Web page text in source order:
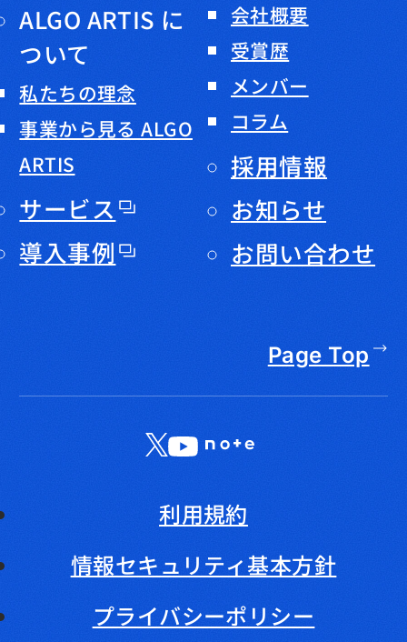
ALGO ARTIS に
ついて
私たちの理念
事業から見る ALGO
ARTIS
サービス
導入事例
会社概要
受賞歴
メンバー
コラム
採用情報
お知らせ
お問い合わせ
Page Top
XLinkedIn
YouTube
利用規約
情報セキュリティ基本方針
プライバシーポリシー